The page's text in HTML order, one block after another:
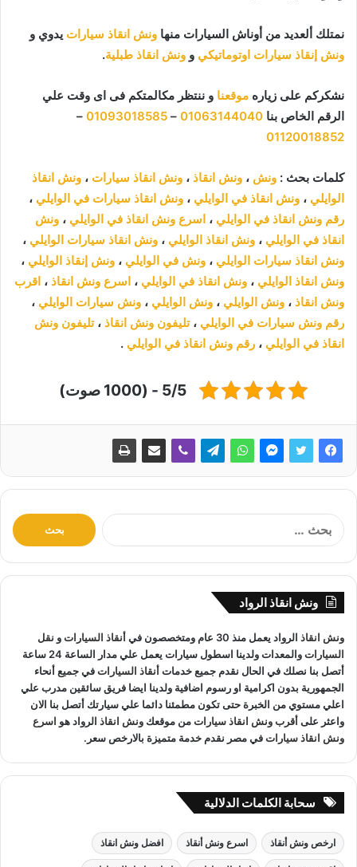
نمتلك ألعديد من أوناش السيارات منها ونش انقاذ سيارات يدوي و
ونش إنقاذ سيارات اوتوماتيكي و ونش انقاذ طبلية.
نشكركم على زياره موقعنا و ننتظر مكالمتكم فى اى وقت علي
الرقم الخاص بنا 01063144040
–
01093018585
–
01120018852
كلمات بحث : ونش ، ونش انقاذ ، ونش انقاذ سيارات ، ونش انقاذ
الوايلي ، ونش انقاذ في الوايلي ، ونش انقاذ سيارات في الوايلي ،
رقم ونش انقاذ في الوايلي ، اسرع ونش انقاذ في الوايلي ، ونش
انقاذ في الوايلي ، ونش انقاذ الوايلي ، ونش انقاذ سيارات الوايلي ،
ونش انقاذ سيارات الوايلي ، ونش في الوايلي ، ونش إنقاذ الوايلي ،
ونش انقاذ الوايلي ، ونش انقاذ في الوايلي ، اسرع ونش انقاذ ، اقرب
ونش انقاذ ، ونش الوايلي ، ونش الوايلي ، ونش سيارات الوايلي ،
رقم ونش سيارات في الوايلي ،تليفون ونش انقاذ ،تليفون ونش
انقاذ في الوايلي ، رقم ونش انقاذ في الوايلي .
5/5 - (1000 صوت)
:
ونش انقاذ الرواد
ونش انقاذ الرواد يعمل منذ 30 عام ومتخصصون في أنقاذ السياراتو نقل
السيارات
والمعدات ولدينا اسطول سيارات يعمل علي مدار الساعة 24 ساعة
أتصل بنا نصلك في الحال نقدم جميع خدماتأنقاذ السياراتفي جميع أنحاء
الجمهورية بدون اكرامية او رسوم اضافية ولدينا ايضا فريق سائقين مدرب علي
اعلي مستوي من الخبرة حتى تكون مطمئنا دائما علي سيارتك أتصل بنا الان
واعثر علىأقرب ونش انقاذ سياراتمن موقعك ونش انقاذ الرواد هو اسرع
ونش انقاذ سياراتفي مصر نقدم خدمة متميزة بالارخص سعر.
سحابة الكلمات الدلالية
ارخص ونش أنقاذ اسرع ونش أنقاذ افضل ونش انقاذ